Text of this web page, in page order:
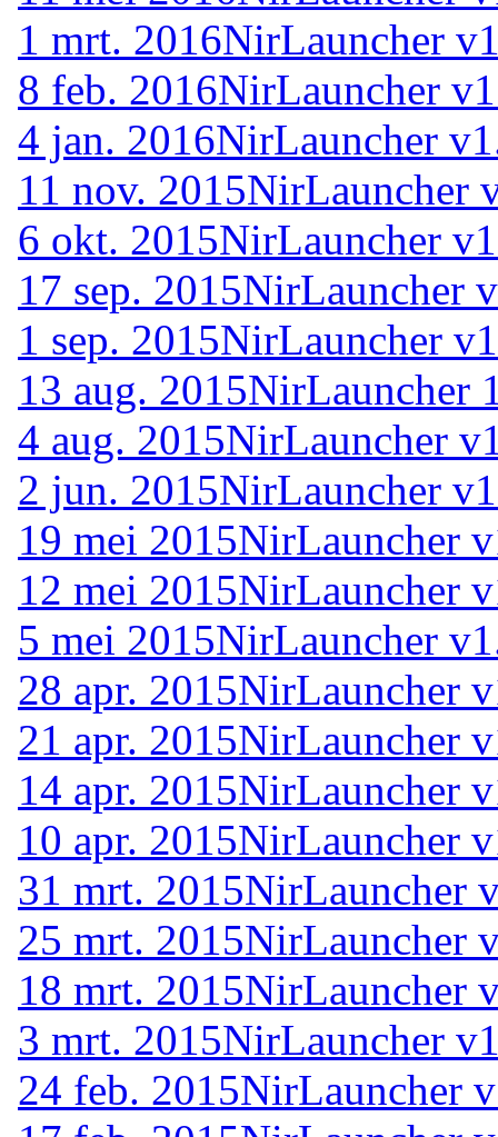
1 mrt. 2016NirLauncher
8 feb. 2016NirLauncher
4 jan. 2016NirLauncher
11 nov. 2015NirLauncher
6 okt. 2015NirLauncher
17 sep. 2015NirLauncher
1 sep. 2015NirLauncher
13 aug. 2015NirLauncher
4 aug. 2015NirLauncher
2 jun. 2015NirLauncher
19 mei 2015NirLauncher
12 mei 2015NirLauncher
5 mei 2015NirLauncher
28 apr. 2015NirLauncher
21 apr. 2015NirLauncher
14 apr. 2015NirLauncher
10 apr. 2015NirLauncher
31 mrt. 2015NirLauncher
25 mrt. 2015NirLauncher
18 mrt. 2015NirLauncher
3 mrt. 2015NirLauncher
24 feb. 2015NirLauncher